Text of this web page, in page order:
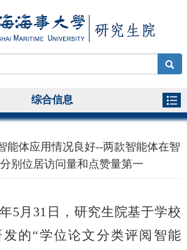
综合信息
能体应用情况良好--两款智能体在智
别位居访问量和点赞量第一
5月31日，研究生院基于学校
的“学位论文分类评阅智能